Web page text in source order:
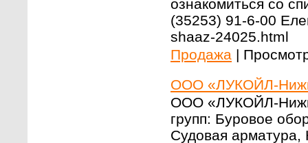
ознакомиться со
(35253) 91-6-00
shaaz-24025.html
Продажа |
ООО «ЛУКОЙЛ-
ООО «ЛУКОЙЛ-
групп: Буровое
Судовая